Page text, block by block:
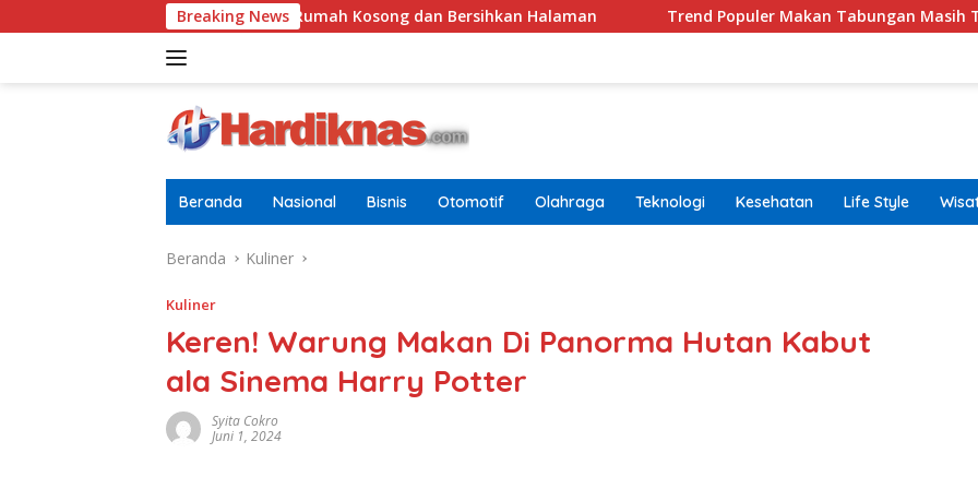
ke
Breaking News
Tugasnya Jaga Rumah Kosong dan Bersihkan Halaman Trend Populer Makan Tabungan Masih Terjadi? Ekonom
Beranda Nasional Bisnis Otomotif Olahraga Teknologi Kesehatan Life Style
Beranda Kuliner
Kuliner
Keren! Warung Makan Di Panorma Hutan Kabut
ala Sinema Harry Potter
Syita Cokro
Juni 1, 2024